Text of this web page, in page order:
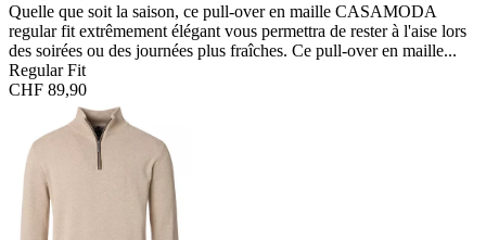
Quelle que soit la saison, ce pull-over en maille CASAMODA
regular fit extrêmement élégant vous permettra de rester à l'aise lors
des soirées ou des journées plus fraîches. Ce pull-over en maille...
Regular Fit
CHF 89,90